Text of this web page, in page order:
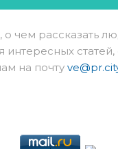
о чем рассказать
интересных статей,
на почту